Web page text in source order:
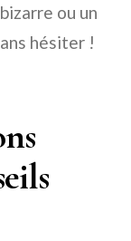
ou un
hésiter !